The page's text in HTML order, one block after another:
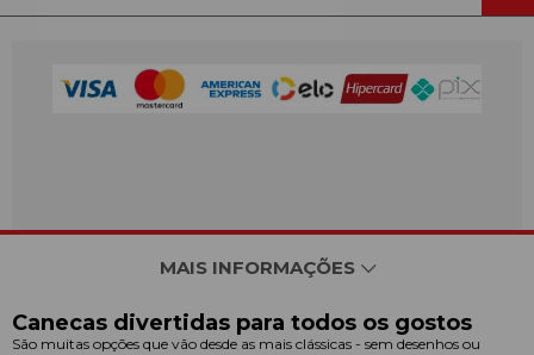
MAIS INFORMAÇÕES
Canecas divertidas para todos os gostos
São muitas opções que vão desde as mais clássicas - sem desenhos ou